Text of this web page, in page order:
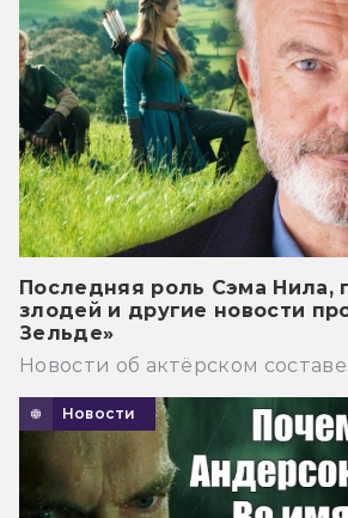
Последняя роль Сэма Нила,
злодей и другие новости
Зельде»
Новости об актёрском составе.
Новости